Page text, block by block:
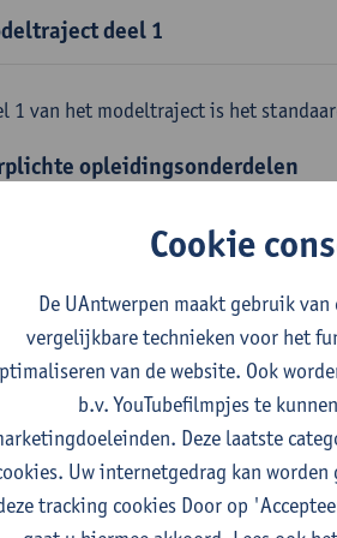
deel 1
1 van het modeltraject is het
opleidingsonderdelen
1E SEM
methoden en technieken
1E SEM
Jan Sijbers
chemie m.i.v. labovaardigheden
1E SEM
Frank Blockhuys
Cookie
De UAntwerpen maakt gebruik van
vergelijkbare technieken voor het
van de website. Ook
b.v. YouTubefilmpjes te
Deze laatste
Uw internetgedrag kan
tracking cookies Door op